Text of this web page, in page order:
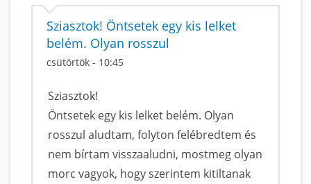
Sziasztok! Öntsetek egy kis lelket
belém. Olyan rosszul
csütörtök - 10:45
Sziasztok!
Öntsetek egy kis lelket belém. Olyan
rosszul aludtam, folyton felébredtem és
nem bírtam visszaaludni, mostmeg olyan
morc vagyok, hogy szerintem kitiltanak